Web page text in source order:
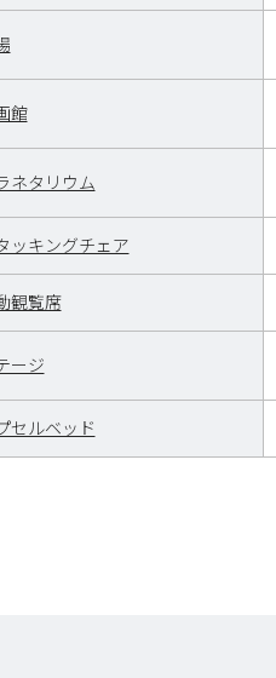
館
ネタリウム
ッキングチェア
観覧席
ージ
セルベッド